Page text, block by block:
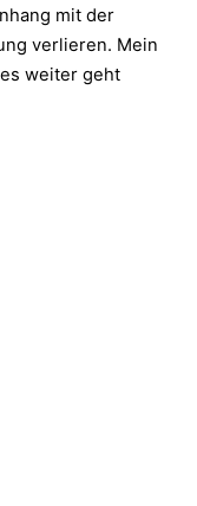
mit der
verlieren. Mein
weiter geht